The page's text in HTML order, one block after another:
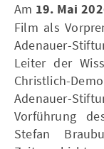
Am 19. Mai
Film als
Adenauer-
Leiter der
Christlich-
Adenauer-
Vorführung
Stefan